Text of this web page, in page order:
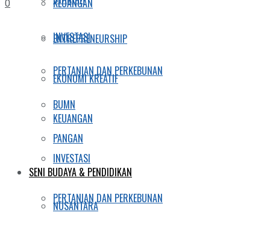
KEUANGAN
INVESTASI
PERTANIAN DAN PERKEBUNAN
BUMN
PANGAN
SENI BUDAYA & PENDIDIKAN
NUSANTARA
ENTREPRENEURSHIP
EKONOMI KREATIF
KEUANGAN
INVESTASI
PERTANIAN DAN PERKEBUNAN
0